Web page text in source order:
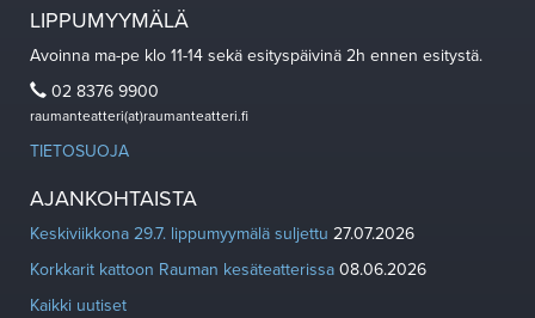
LIPPUMYYMÄLÄ
Avoinna ma-pe klo 11-14 sekä esityspäivinä 2h ennen esitystä.
02 8376 9900
raumanteatteri(at)raumanteatteri.fi
TIETOSUOJA
AJANKOHTAISTA
Keskiviikkona 29.7. lippumyymälä suljettu 27.07.2026
Korkkarit kattoon Rauman kesäteatterissa 08.06.2026
Kaikki uutiset